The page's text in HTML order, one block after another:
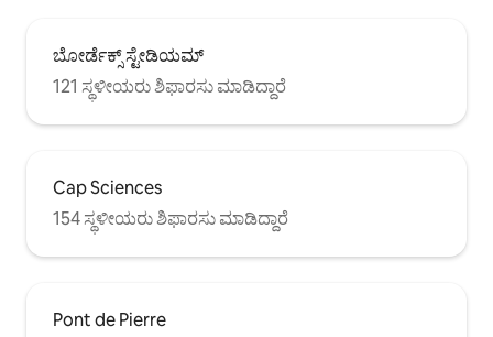
ಬೋರ್ಡೆಕ್ಸ್ ಸ್ಟೇಡಿಯಮ್
121 ಸ್ಥಳೀಯರು ಶಿಫಾರಸು ಮಾಡಿದ್ದಾರೆ
Cap Sciences
154 ಸ್ಥಳೀಯರು ಶಿಫಾರಸು ಮಾಡಿದ್ದಾರೆ
Pont de Pierre